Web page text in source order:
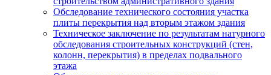
Обследование технического состояния участка
плиты перекрытия над вторым этажом здания
Техническое заключение по результатам натурного
обследования строительных конструкций (стен,
колонн, перекрытия) в пределах подвального
этажа